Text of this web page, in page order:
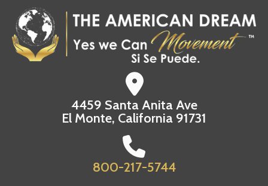
4459 Santa Anita Ave
El Monte, California 91731
800-217-5744